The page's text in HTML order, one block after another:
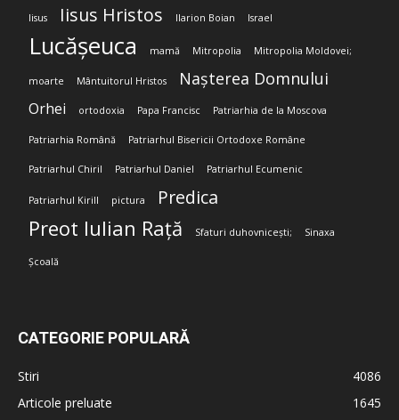
Iisus Iisus Hristos Ilarion Boian Israel
Lucășeuca mamă Mitropolia Mitropolia Moldovei;
moarte Mântuitorul Hristos Nașterea Domnului
Orhei ortodoxia Papa Francisc Patriarhia de la Moscova
Patriarhia Română Patriarhul Bisericii Ortodoxe Române
Patriarhul Chiril Patriarhul Daniel Patriarhul Ecumenic
Patriarhul Kirill pictura Predica
Preot Iulian Rață Sfaturi duhovnicești; Sinaxa
Școală
CATEGORIE POPULARĂ
Stiri
4086
Articole preluate
1645